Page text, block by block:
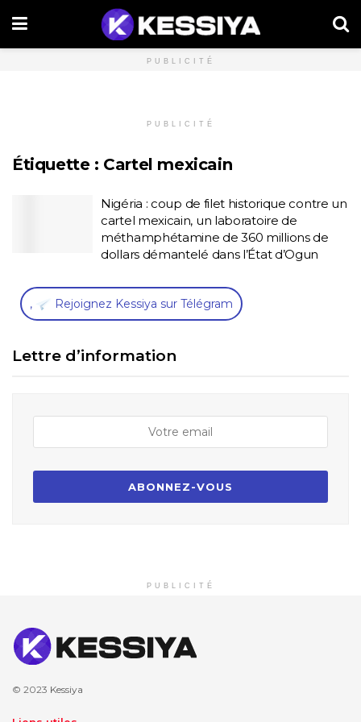
PUBLICITÉ
PUBLICITÉ
Étiquette : Cartel mexicain
Nigéria : coup de filet historique contre un
cartel mexicain, un laboratoire de
méthamphétamine de 360 millions de
dollars démantelé dans l’État d’Ogun
, Rejoignez Kessiya sur Télégram
Lettre d’information
PUBLICITÉ
© 2023 Kessiya